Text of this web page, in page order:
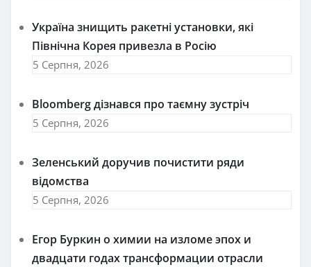
Україна знищить ракетні установки, які
Північна Корея привезла в Росію
5 Серпня, 2026
Bloomberg дізнався про таємну зустріч
5 Серпня, 2026
Зеленський доручив почистити ряди
відомства
5 Серпня, 2026
Егор Буркин о химии на изломе эпох и
двадцати годах трансформации отрасли